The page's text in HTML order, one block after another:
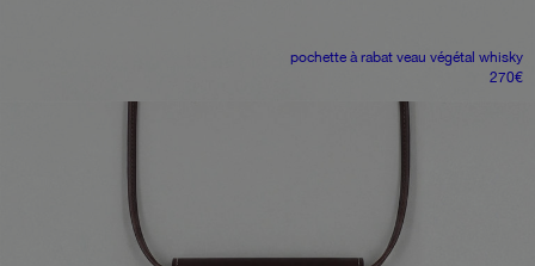
pochette à rabat veau végétal whisky
270€